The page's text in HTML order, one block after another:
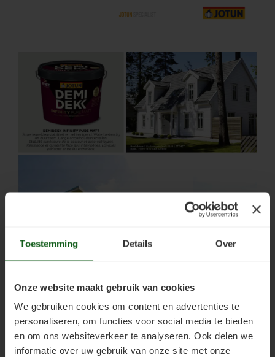
Toestemming Details Over
Onze website maakt gebruik van cookies
We gebruiken cookies om content en advertenties te
personaliseren, om functies voor social media te bieden
en om ons websiteverkeer te analyseren. Ook delen we
informatie over uw gebruik van onze site met onze